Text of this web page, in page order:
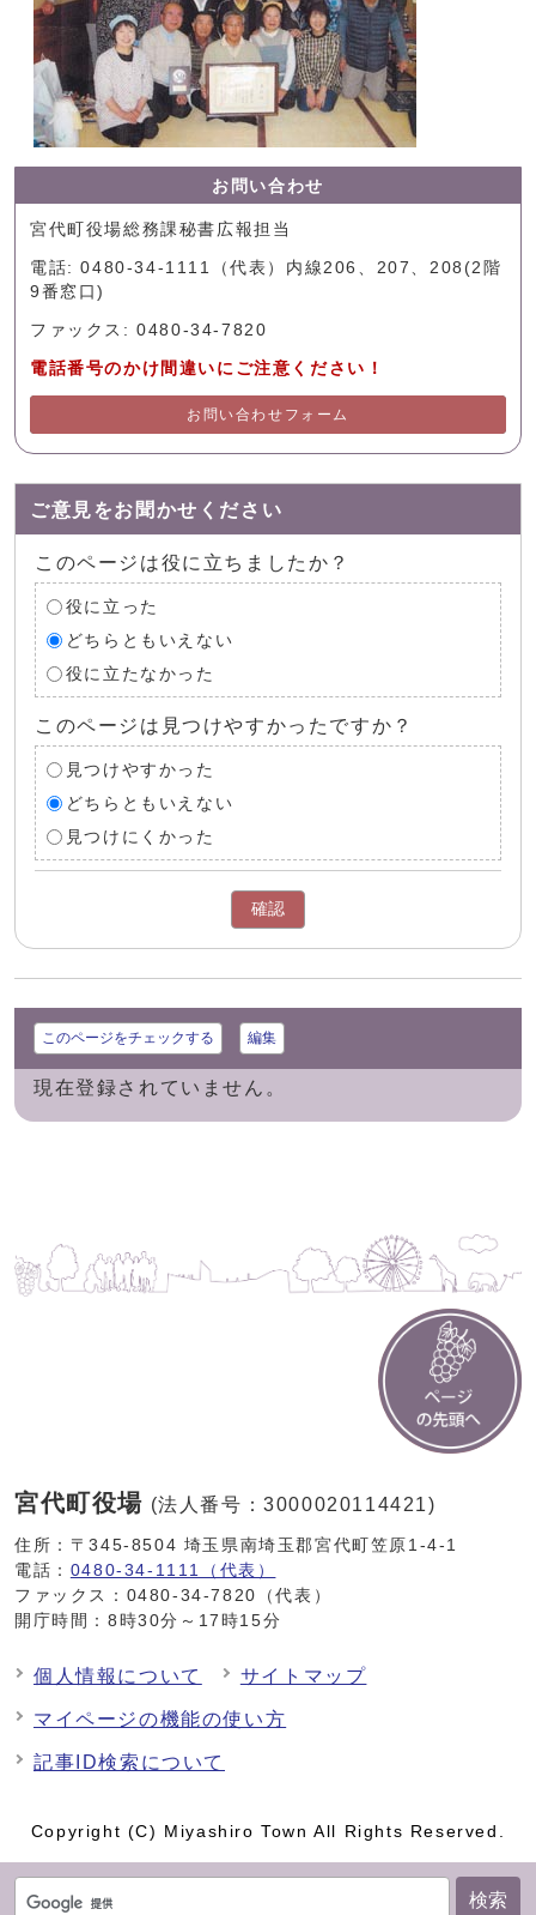
検索
お問い合わせ
宮代町役場総務課秘書広報担当
電話: 0480-34-1111（代表）内線206、207、208(2階
9番窓口)
ファックス: 0480-34-7820
電話番号のかけ間違いにご注意ください！
お問い合わせフォーム
ご意見をお聞かせください
このページは役に立ちましたか？
役に立った
どちらともいえない
役に立たなかった
このページは見つけやすかったですか？
見つけやすかった
どちらともいえない
見つけにくかった
確認
このページをチェックする 編集
現在登録されていません。
宮代町役場 (法人番号：3000020114421)
住所：〒345-8504 埼玉県南埼玉郡宮代町笠原1-4-1
電話： 0480-34-1111（代表）
ファックス：0480-34-7820（代表）
開庁時間：8時30分～17時15分
個人情報について サイトマップ
マイページの機能の使い方
記事ID検索について
Copyright (C) Miyashiro Town All Rights Reserved.